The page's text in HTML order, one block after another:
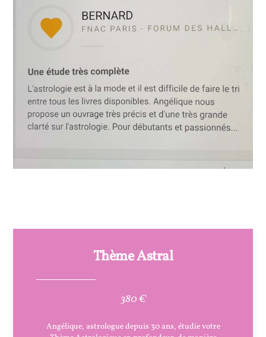
Thème Astral
380 €
Angélique, astrologue depuis 30 ans, étudie votre